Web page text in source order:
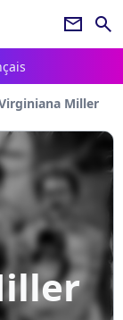
newsletter search
Miller